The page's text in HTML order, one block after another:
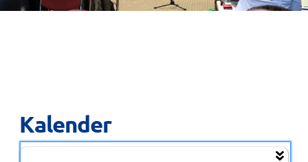
Kalender